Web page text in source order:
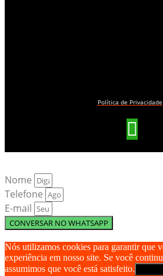
Política de Privacidade
Nome
Telefone
E-mail
CONVERSAR NO WHATSAPP
Nós utilizamos cookies para garantir que
experiência em nosso site. Se você
assumimos que você está satisfeito.